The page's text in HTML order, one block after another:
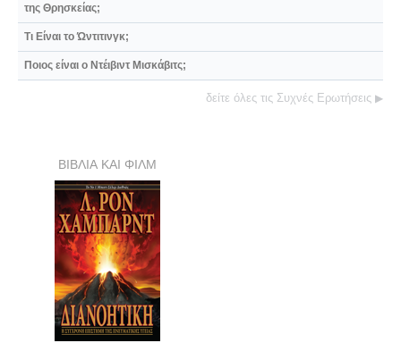
της Θρησκείας;
Τι Είναι το Ώντιτινγκ;
Ποιος είναι ο Ντέιβιντ Μισκάβιτς;
δείτε όλες τις Συχνές Ερωτήσεις ▶
ΒΙΒΛΙΑ ΚΑΙ ΦΙΛΜ